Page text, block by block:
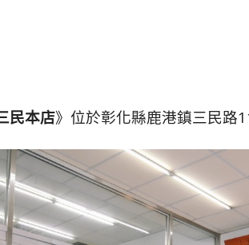
民本店》位於彰化縣鹿港鎮三民路